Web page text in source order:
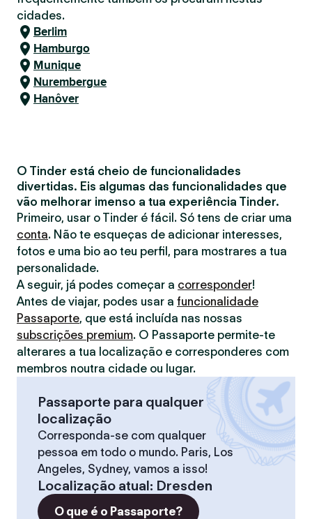
cidades.
Berlim
Hamburgo
Munique
Nurembergue
Hanôver
O Tinder está cheio de funcionalidades
divertidas. Eis algumas das funcionalidades que
vão melhorar imenso a tua experiência Tinder.
Primeiro, usar o Tinder é fácil. Só tens de criar uma
conta. Não te esqueças de adicionar interesses,
fotos e uma bio ao teu perfil, para mostrares a tua
personalidade.
A seguir, já podes começar a corresponder!
Antes de viajar, podes usar a funcionalidade
Passaporte, que está incluída nas nossas
subscrições premium. O Passaporte permite-te
alterares a tua localização e corresponderes com
membros noutra cidade ou lugar.
Passaporte para qualquer
localização
Corresponda-se com qualquer
pessoa em todo o mundo. Paris, Los
Angeles, Sydney, vamos a isso!
Localização atual: Dresden
O que é o Passaporte?